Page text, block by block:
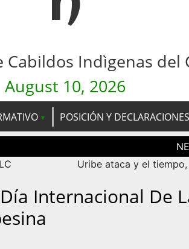
Cabildos Indìgenas del
August 10, 2026
POSICIÓN Y DECLARACIONES
Uribe ataca y el
Internacional De